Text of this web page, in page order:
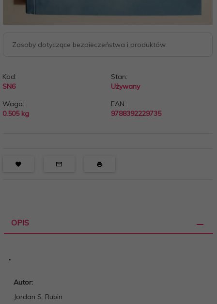
Zasoby dotyczące bezpieczeństwa i produktów
Kod:
SN6
Stan:
Używany
Waga:
0.505 kg
EAN:
9788392229735
OPIS
.
Autor:
Jordan S. Rubin